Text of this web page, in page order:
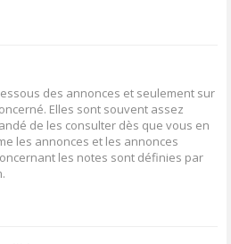
des annonces et seulement sur
Elles sont souvent assez
de les consulter dès que vous en
les annonces et les annonces
les notes sont définies par